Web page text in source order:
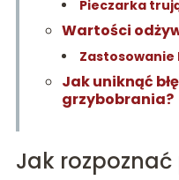
Pieczarka
Wartości
Jak uniknąć
grzybobrania?
Jak